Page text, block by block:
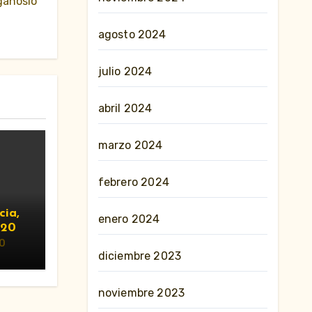
agosto 2024
julio 2024
abril 2024
marzo 2024
febrero 2024
enero 2024
diciembre 2023
noviembre 2023